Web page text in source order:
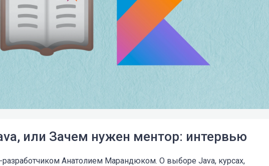
или Зачем нужен ментор: интервью
разработчиком Анатолием Марандюком. О выборе Java, курсах,